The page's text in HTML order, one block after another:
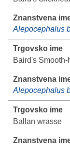
Alepocephalus
Baird's Smooth-
Alepocephalus
Ballan wrasse